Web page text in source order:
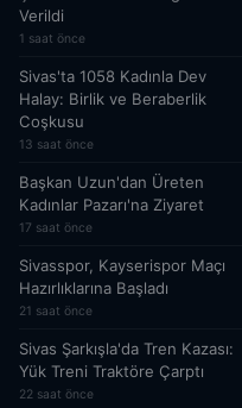
Verildi
1 saat önce
Sivas'ta 1058 Kadınla Dev
Halay: Birlik ve Beraberlik
Coşkusu
13 saat önce
Başkan Uzun'dan Üreten
Kadınlar Pazarı'na Ziyaret
17 saat önce
Sivasspor, Kayserispor Maçı
Hazırlıklarına Başladı
21 saat önce
Sivas Şarkışla'da Tren Kazası:
Yük Treni Traktöre Çarptı
22 saat önce